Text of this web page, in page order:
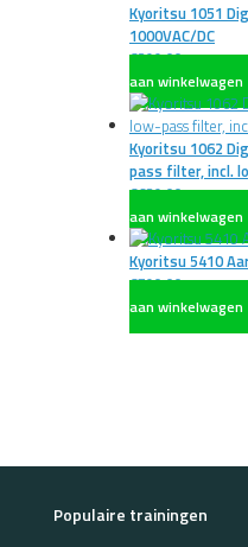
Kyoritsu 1051
1000VAC/DC
€399,00 excl. BTW€
aan winkelwagen
Kyoritsu 1062
pass filter, incl.
€639,00 excl. BTW€
aan winkelwagen
Kyoritsu 5410
€790,00 excl. BTW€
aan winkelwagen
Populaire trainingen